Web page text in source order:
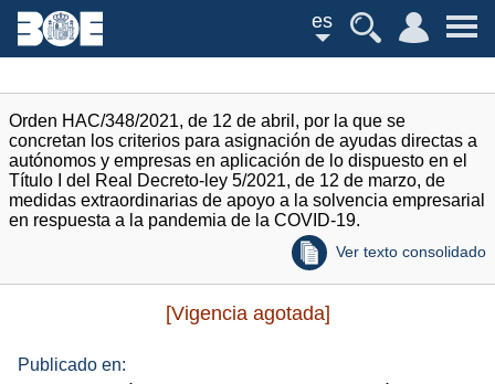
es
Orden HAC/348/2021, de 12 de abril, por la que se
concretan los criterios para asignación de ayudas directas a
autónomos y empresas en aplicación de lo dispuesto en el
Título I del Real Decreto-ley 5/2021, de 12 de marzo, de
medidas extraordinarias de apoyo a la solvencia empresarial
en respuesta a la pandemia de la COVID-19.
Ver texto consolidado
[Vigencia agotada]
Publicado en: